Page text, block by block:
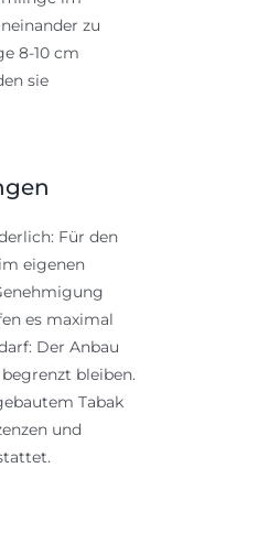
zu
8-10 cm
sie
Für den
eigenen
es maximal
Der Anbau
bleiben.
Tabak
und